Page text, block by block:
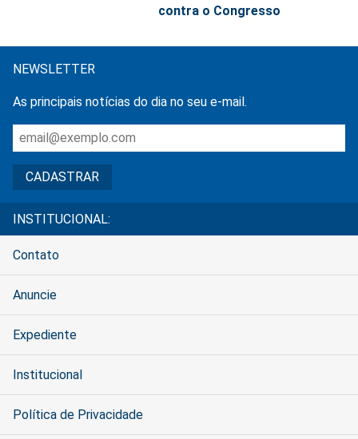
contra o Congresso
NEWSLETTER
As principais notícias do dia no seu e-mail.
INSTITUCIONAL:
Contato
Anuncie
Expediente
Institucional
Política de Privacidade